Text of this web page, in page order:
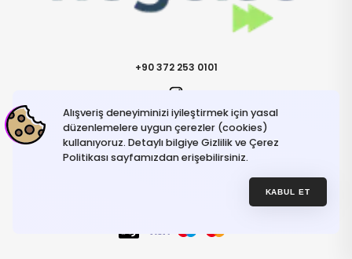
Alışveriş deneyiminizi iyileştirmek için yasal
düzenlemelere uygun çerezler (cookies)
kullanıyoruz. Detaylı bilgiye Gizlilik ve Çerez
Politikası sayfamızdan erişebilirsiniz.
KABUL ET
+90 372 253 0101
İletişime Geçininfo@negelse.com